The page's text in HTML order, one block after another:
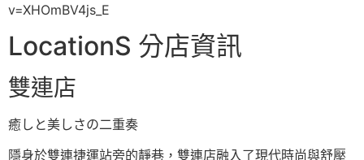
v=XHOmBV4js_E
LocationS 分店資訊
雙連店
癒しと美しさの二重奏
隱身於雙連捷運站旁的靜巷，雙連店融入了現代時尚與舒壓